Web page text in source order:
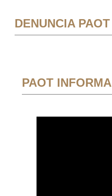
DENUNCIA PAOT
PAOT INFORMA